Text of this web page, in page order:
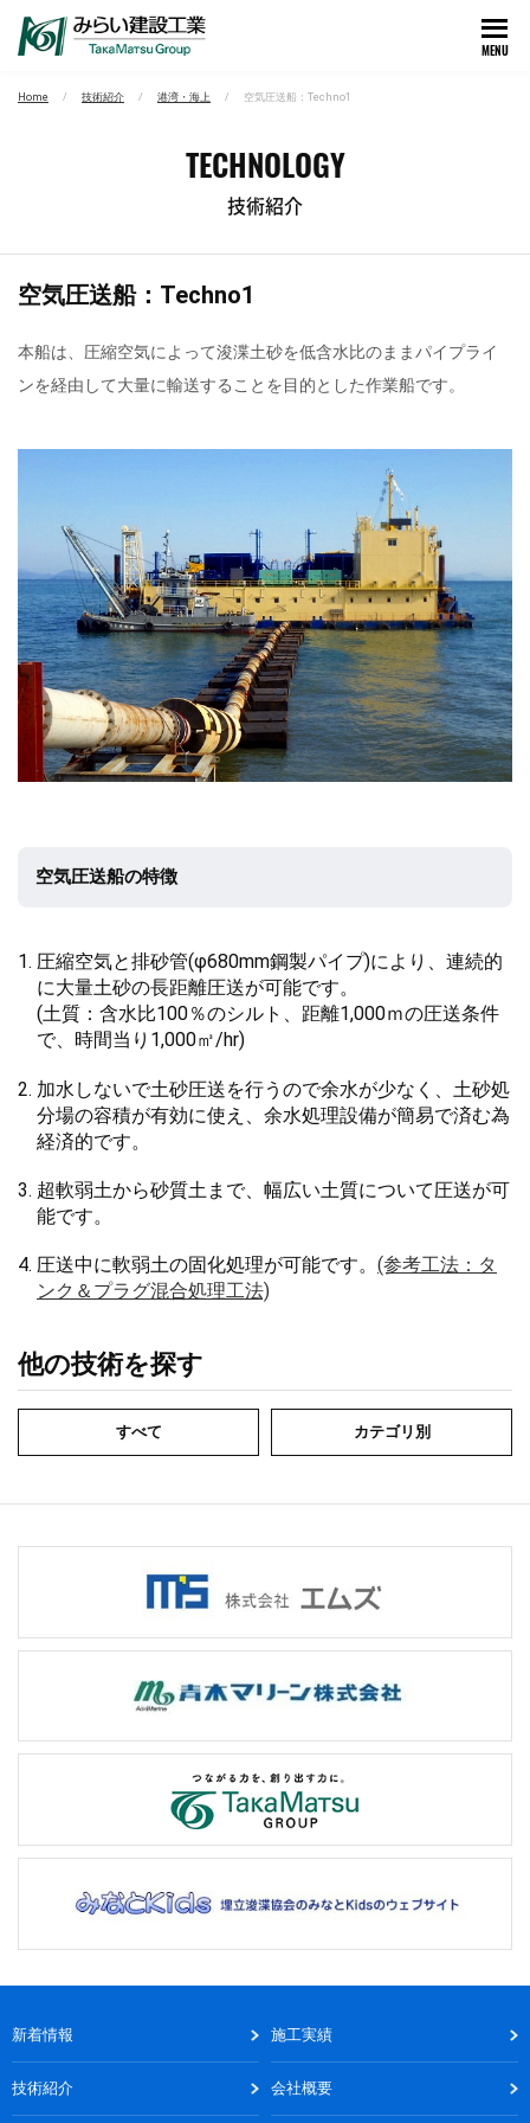
MENU
Home 技術紹介 港湾・海上 空気圧送船：Techno1
TECHNOLOGY
技術紹介
空気圧送船：Techno1
本船は、圧縮空気によって浚渫土砂を低含水比のままパイプライ
ンを経由して大量に輸送することを目的とした作業船です。
空気圧送船の特徴
圧縮空気と排砂管(φ680mm鋼製パイプ)により、連続的
に大量土砂の長距離圧送が可能です。
(土質：含水比100％のシルト、距離1,000ｍの圧送条件
で、時間当り1,000㎥/hr)
加水しないで土砂圧送を行うので余水が少なく、土砂処
分場の容積が有効に使え、余水処理設備が簡易で済む為
経済的です。
超軟弱土から砂質土まで、幅広い土質について圧送が可
能です。
圧送中に軟弱土の固化処理が可能です。 (参考工法：タ
ンク＆プラグ混合処理工法)
他の技術を探す
すべて カテゴリ別
新着情報 施工実績
技術紹介 会社概要